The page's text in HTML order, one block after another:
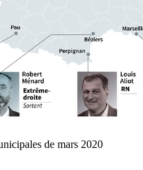
de mars 2020